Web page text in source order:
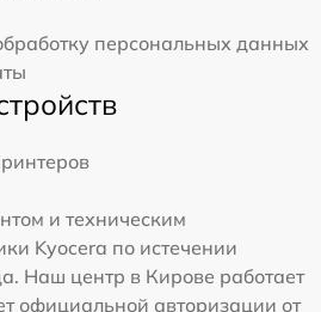
персональных данных
и техническим
Kyocera по истечении
Наш центр в Кирове работает
официальной авторизации от